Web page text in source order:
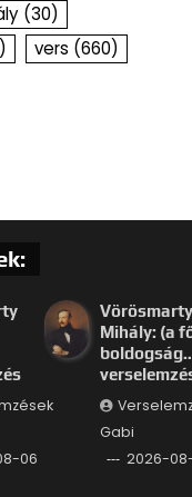
(30)
vers (660)
06
Vörösmarty
Mihály: (a
Gabi
2026-